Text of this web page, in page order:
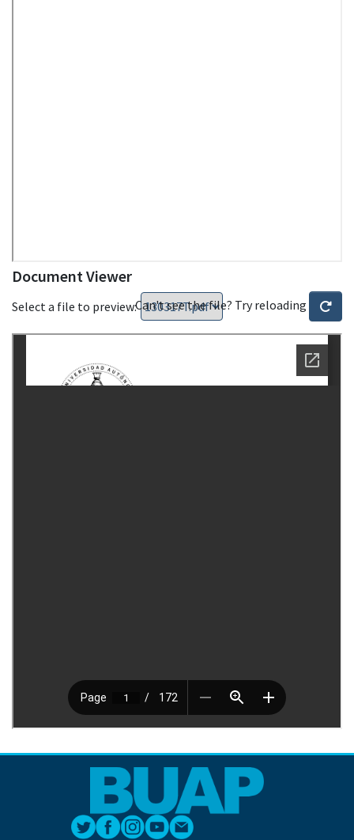
Document Viewer
Select a file to preview:Can't see the file? Try reloading